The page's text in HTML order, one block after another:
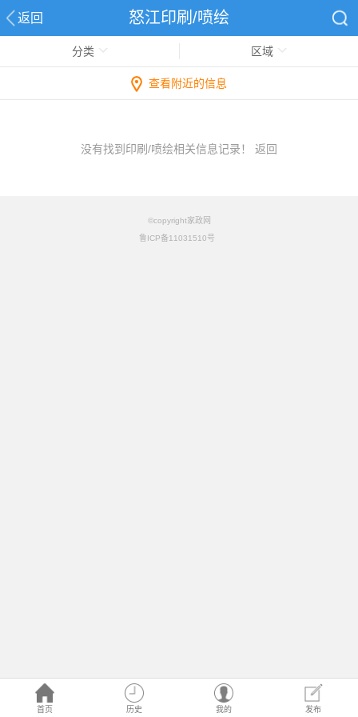
返回 怒江印刷/喷绘
首页 历史 我的 发布
分类 区域
查看附近的信息
没有找到印刷/喷绘相关信息记录！ 返回
©copyright家政网
鲁ICP备11031510号